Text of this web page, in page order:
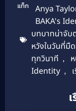
แท็ก Anya
BAKA's
บทบาทน่าจับ
หวังในวันที่มื
ทุกวินาที ,
Identity ,